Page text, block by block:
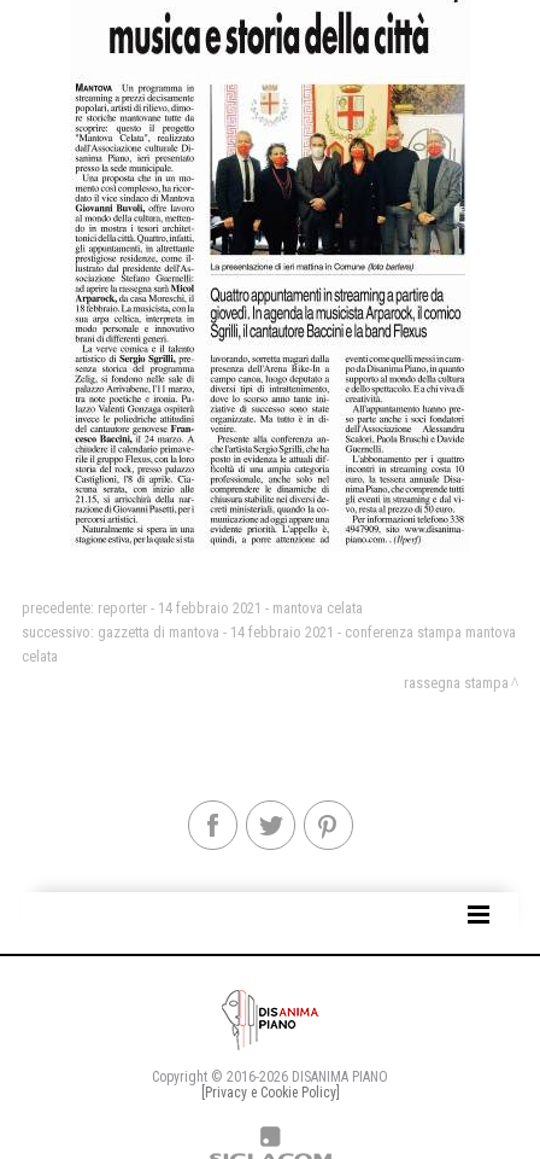
precedente: reporter - 14 febbraio 2021 - mantova celata
successivo: gazzetta di mantova - 14 febbraio 2021 - conferenza stampa mantova
celata
rassegna stampa
Copyright © 2016-2026 DISANIMA PIANO
[Privacy e Cookie Policy]